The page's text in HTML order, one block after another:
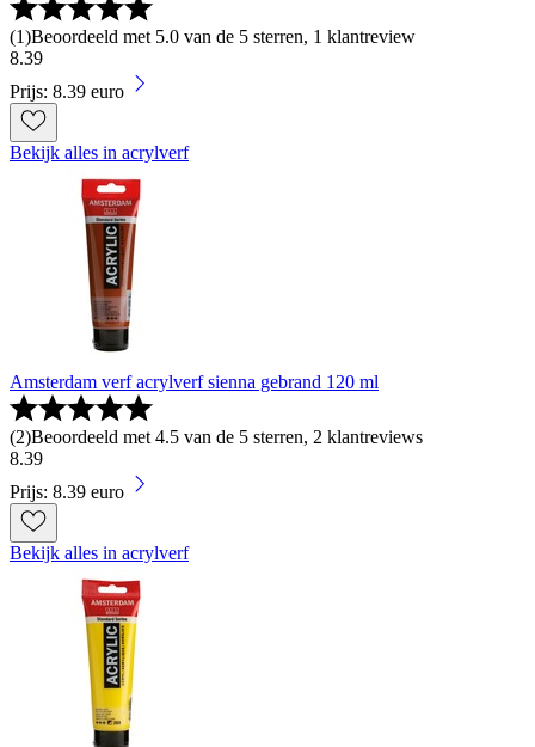
(1)Beoordeeld met 5.0 van de 5 sterren, 1 klantreview
8.39
Prijs: 8.39 euro
Bekijk alles in acrylverf
Amsterdam verf acrylverf sienna gebrand 120 ml
(2)Beoordeeld met 4.5 van de 5 sterren, 2 klantreviews
8.39
Prijs: 8.39 euro
Bekijk alles in acrylverf